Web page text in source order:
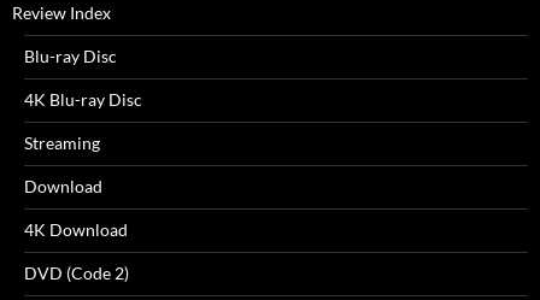
Review Index
Blu-ray Disc
4K Blu-ray Disc
Streaming
Download
4K Download
DVD (Code 2)